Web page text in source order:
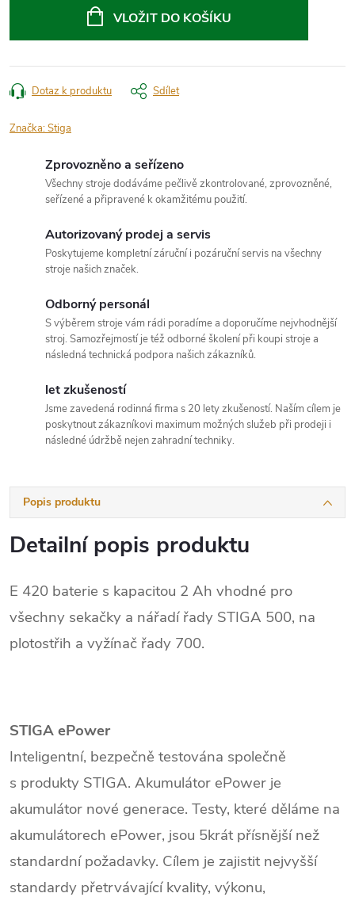
VLOŽIT DO KOŠÍKU
Dotaz k produktu Sdílet
Značka:Stiga
Zprovozněno a seřízeno
Všechny stroje dodáváme pečlivě zkontrolované, zprovozněné,
seřízené a připravené k okamžitému použití.
Autorizovaný prodej a servis
Poskytujeme kompletní záruční i pozáruční servis na všechny
stroje našich značek.
Odborný personál
S výběrem stroje vám rádi poradíme a doporučíme nejvhodnější
stroj. Samozřejmostí je též odborné školení při koupi stroje a
následná technická podpora našich zákazníků.
let zkušeností
Jsme zavedená rodinná firma s 20 lety zkušeností. Naším cílem je
poskytnout zákazníkovi maximum možných služeb při prodeji i
následné údržbě nejen zahradní techniky.
Popis produktu
Detailní popis produktu
E 420 baterie s kapacitou 2 Ah vhodné pro
všechny sekačky a nářadí řady STIGA 500, na
plotostřih a vyžínač řady 700.
STIGA ePower
Inteligentní, bezpečně testována společně
s produkty STIGA. Akumulátor ePower je
akumulátor nové generace. Testy, které děláme na
akumulátorech ePower, jsou 5krát přísnější než
standardní požadavky. Cílem je zajistit nejvyšší
standardy přetrvávající kvality, výkonu,